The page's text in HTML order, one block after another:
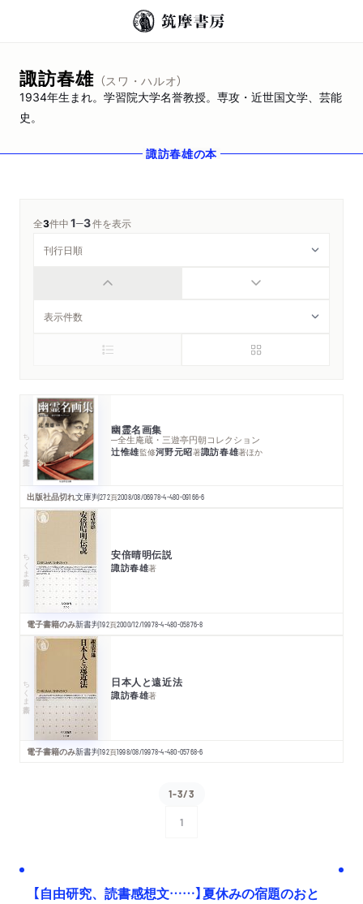
諏訪春雄 （スワ・ハルオ）
1934年生まれ。学習院大学名誉教授。専攻・近世国文学、芸能
史。
諏訪春雄の本
全3件中1─3件を表示
ちくま学芸文庫 幽霊名画集
─全生庵蔵・三遊亭円朝コレクション
辻惟雄監修河野元昭著諏訪春雄著ほか
出版社品切れ文庫判272頁2008/08/06978-4-480-09166-6
ちくま新書 安倍晴明伝説
諏訪春雄著
電子書籍のみ新書判192頁2000/12/19978-4-480-05876-8
ちくま新書 日本人と遠近法
諏訪春雄著
電子書籍のみ新書判192頁1998/08/19978-4-480-05768-6
1-3/3
1
【自由研究、読書感想文……】夏休みの宿題のおと